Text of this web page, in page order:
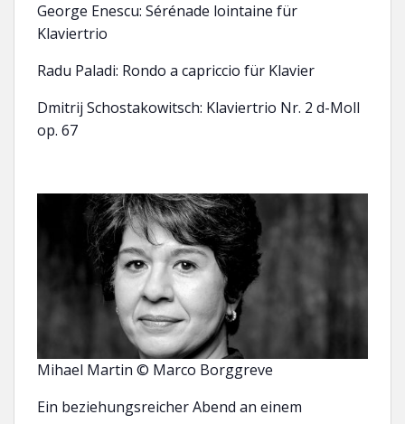
George Enescu: Sérénade lointaine für
Klaviertrio
Radu Paladi: Rondo a capriccio für Klavier
Dmitrij Schostakowitsch: Klaviertrio Nr. 2 d-Moll
op. 67
Mihael Martin © Marco Borggreve
Ein beziehungsreicher Abend an einem